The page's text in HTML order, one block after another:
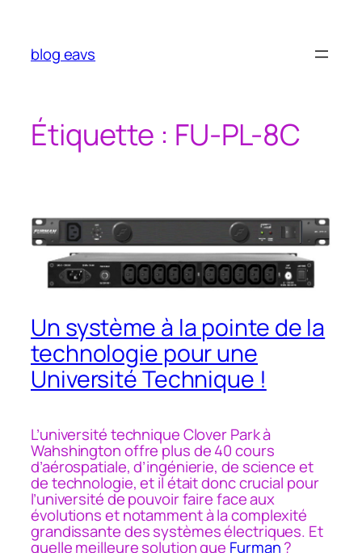
contenu
blog eavs
Étiquette : FU-PL-8C
Un système à la pointe de la
technologie pour une
Université Technique !
L’université technique Clover Park à
Wahshington offre plus de 40 cours
d’aérospatiale, d’ingénierie, de science et
de technologie, et il était donc crucial pour
l’université de pouvoir faire face aux
évolutions et notamment à la complexité
grandissante des systèmes électriques. Et
quelle meilleure solution que Furman?